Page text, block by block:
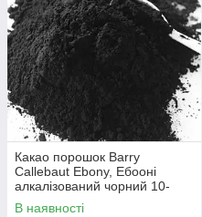
Какао порошок Barry
Callebaut Ebony, Ебооні
алкалізований чорний 10-
12% (100 г.)
В наявності